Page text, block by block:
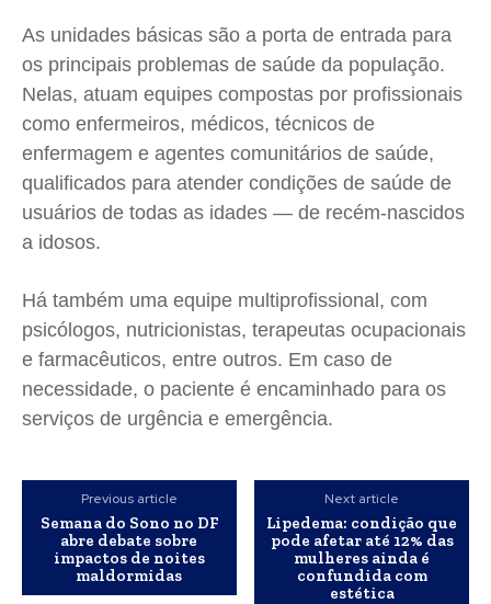
As unidades básicas são a porta de entrada para
os principais problemas de saúde da população.
Nelas, atuam equipes compostas por profissionais
como enfermeiros, médicos, técnicos de
enfermagem e agentes comunitários de saúde,
qualificados para atender condições de saúde de
usuários de todas as idades — de recém-nascidos
a idosos.
Há também uma equipe multiprofissional, com
psicólogos, nutricionistas, terapeutas ocupacionais
e farmacêuticos, entre outros. Em caso de
necessidade, o paciente é encaminhado para os
serviços de urgência e emergência.
Previous article
Semana do Sono no DF
abre debate sobre
impactos de noites
maldormidas
Next article
Lipedema: condição que
pode afetar até 12% das
mulheres ainda é
confundida com
estética